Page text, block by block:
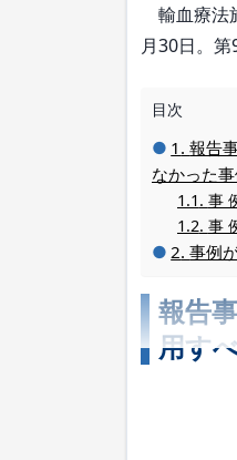
輸血療法
月30日。
目次
報告
なかった事
事
事
事例
報告
用す